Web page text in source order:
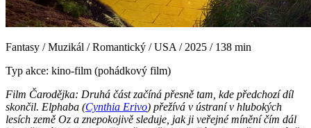
Fantasy / Muzikál / Romantický / USA / 2025 / 138 min
Typ akce: kino-film (pohádkový film)
Film Čarodějka: Druhá částzačíná přesně tam, kde předchozí díl
skončil. Elphaba (Cynthia Erivo) přežívá v ústraní v hlubokých
lesích země Oz a znepokojivě sleduje, jak ji veřejné mínění čím dál